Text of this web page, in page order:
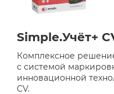
Simple.Учёт+
Комплексное
с системой
инновационной
CV.